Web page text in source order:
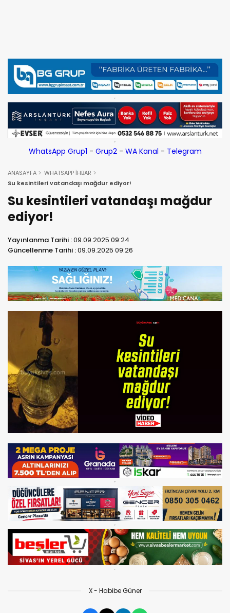
WhatsApp Grup1 - Grup2- WA Kanal - Telegram
ANASAYFA
WHATSAPP İHBAR
Su kesintileri vatandaşı mağdur ediyor!
Su kesintileri vatandaşı mağdur
ediyor!
Yayınlanma Tarihi :09.09.2025 09:24
Güncellenme Tarihi :09.09.2025 09:26
X - Habibe Güner